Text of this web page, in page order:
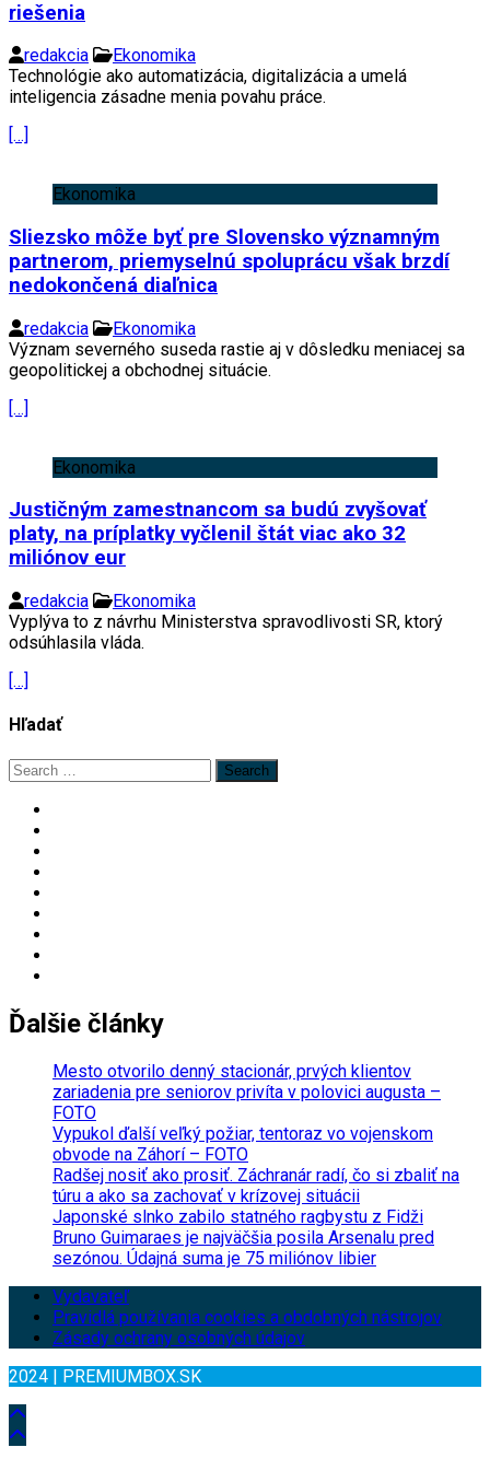
riešenia
redakcia
Ekonomika
Technológie ako automatizácia, digitalizácia a umelá
inteligencia zásadne menia povahu práce.
[…]
Ekonomika
Sliezsko môže byť pre Slovensko významným
partnerom, priemyselnú spoluprácu však brzdí
nedokončená diaľnica
redakcia
Ekonomika
Význam severného suseda rastie aj v dôsledku meniacej sa
geopolitickej a obchodnej situácie.
[…]
Ekonomika
Justičným zamestnancom sa budú zvyšovať
platy, na príplatky vyčlenil štát viac ako 32
miliónov eur
redakcia
Ekonomika
Vyplýva to z návrhu Ministerstva spravodlivosti SR, ktorý
odsúhlasila vláda.
[…]
Hľadať
Search
for:
Ďalšie články
Mesto otvorilo denný stacionár, prvých klientov
zariadenia pre seniorov privíta v polovici augusta –
FOTO
Vypukol ďalší veľký požiar, tentoraz vo vojenskom
obvode na Záhorí – FOTO
Radšej nosiť ako prosiť. Záchranár radí, čo si zbaliť na
túru a ako sa zachovať v krízovej situácii
Japonské slnko zabilo statného ragbystu z Fidži
Bruno Guimaraes je najväčšia posila Arsenalu pred
sezónou. Údajná suma je 75 miliónov libier
Vydavateľ
Pravidlá používania cookies a obdobných nástrojov
Zásady ochrany osobných údajov
2024 | PREMIUMBOX.SK